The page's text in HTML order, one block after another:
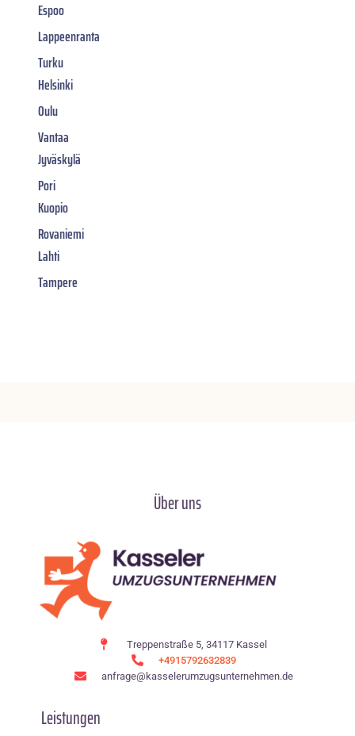
Espoo
Lappeenranta
Turku
Helsinki
Oulu
Vantaa
Jyväskylä
Pori
Kuopio
Rovaniemi
Lahti
Tampere
Über uns
Treppenstraße 5, 34117 Kassel
+4915792632839
anfrage@kasselerumzugsunternehmen.de
Leistungen